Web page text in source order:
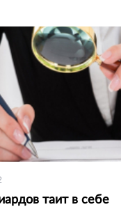
таит в себе